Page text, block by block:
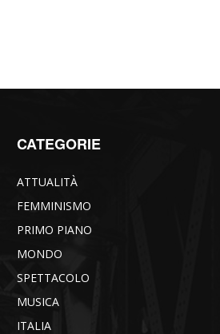
CATEGORIE
ATTUALITÀ
FEMMINISMO
PRIMO PIANO
MONDO
SPETTACOLO
MUSICA
ITALIA